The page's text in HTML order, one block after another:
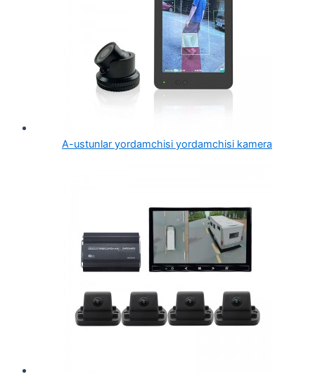
A-ustunlar yordamchisi yordamchisi kamera